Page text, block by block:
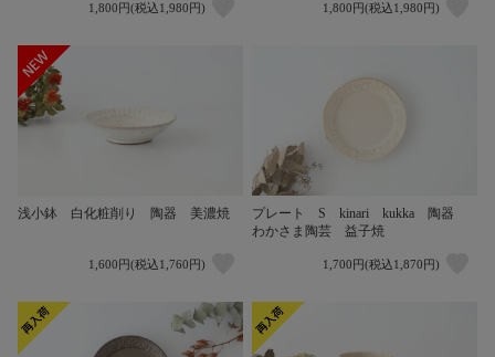
1,800円(税込1,980円) 1,800円(税込1,980円)
浅小鉢 白化粧削り 陶器 美濃焼
1,600円(税込1,760円)
プレート S kinari kukka 陶器
わかさま陶芸 益子焼
1,700円(税込1,870円)